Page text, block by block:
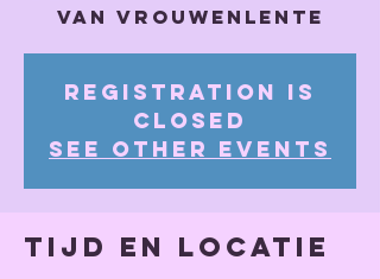
van Vrouwenlente
Registration is
closed
See other events
Tijd en locatie